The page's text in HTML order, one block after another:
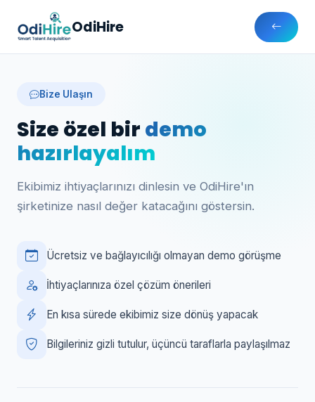
OdiHire
Bize Ulaşın
Size özel bir demo
hazırlayalım
Ekibimiz ihtiyaçlarınızı dinlesin ve OdiHire'ın
şirketinize nasıl değer katacağını göstersin.
Ücretsiz ve bağlayıcılığı olmayan demo görüşme
İhtiyaçlarınıza özel çözüm önerileri
En kısa sürede ekibimiz size dönüş yapacak
Bilgileriniz gizli tutulur, üçüncü taraflarla paylaşılmaz